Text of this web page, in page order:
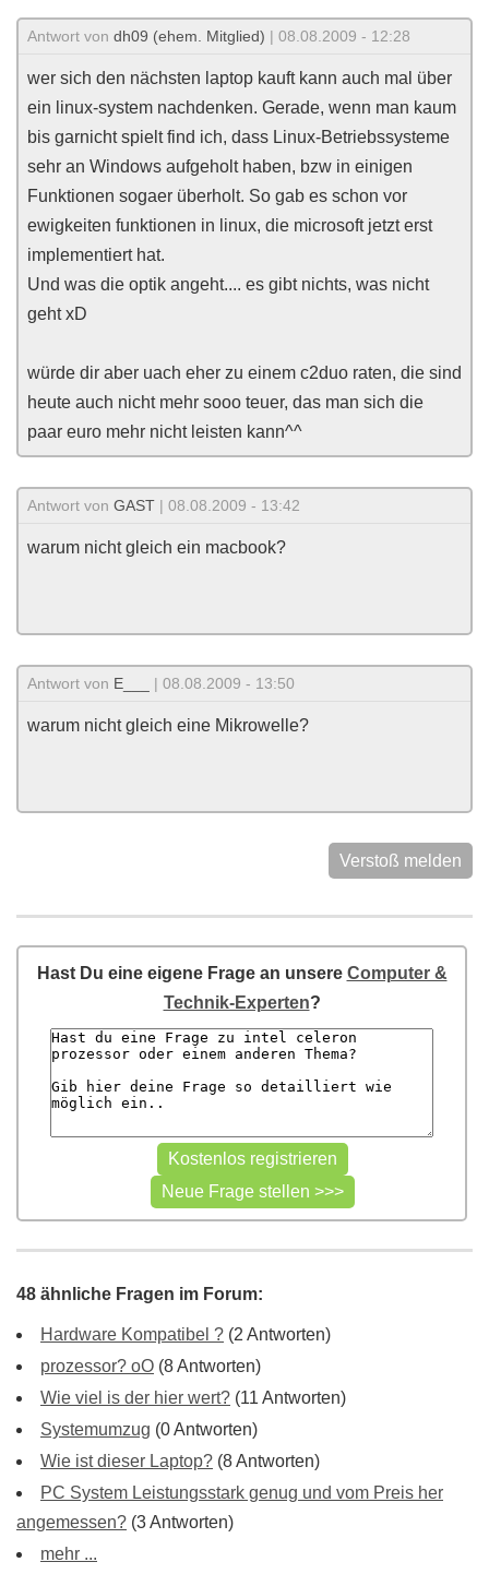
Antwort von dh09 (ehem. Mitglied) | 08.08.2009 - 12:28
wer sich den nächsten laptop kauft kann auch mal über
ein linux-system nachdenken. Gerade, wenn man kaum
bis garnicht spielt find ich, dass Linux-Betriebssysteme
sehr an Windows aufgeholt haben, bzw in einigen
Funktionen sogaer überholt. So gab es schon vor
ewigkeiten funktionen in linux, die microsoft jetzt erst
implementiert hat.
Und was die optik angeht.... es gibt nichts, was nicht
geht xD
würde dir aber uach eher zu einem c2duo raten, die sind
heute auch nicht mehr sooo teuer, das man sich die
paar euro mehr nicht leisten kann^^
Antwort von GAST | 08.08.2009 - 13:42
warum nicht gleich ein macbook?
Antwort von E___ | 08.08.2009 - 13:50
warum nicht gleich eine Mikrowelle?
Verstoß melden
Hast Du eine eigene Frage an unsere Computer &
Technik-Experten?
48 ähnliche Fragen im Forum:
Hardware Kompatibel ? (2 Antworten)
prozessor? oO (8 Antworten)
Wie viel is der hier wert? (11 Antworten)
Systemumzug (0 Antworten)
Wie ist dieser Laptop? (8 Antworten)
PC System Leistungsstark genug und vom Preis her
angemessen? (3 Antworten)
mehr ...